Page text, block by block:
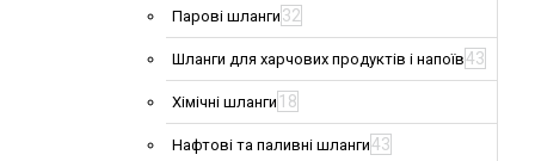
Парові шланги 32
Шланги для харчових продуктів і напоїв43
Хімічні шланги 18
Нафтові та паливні шланги43